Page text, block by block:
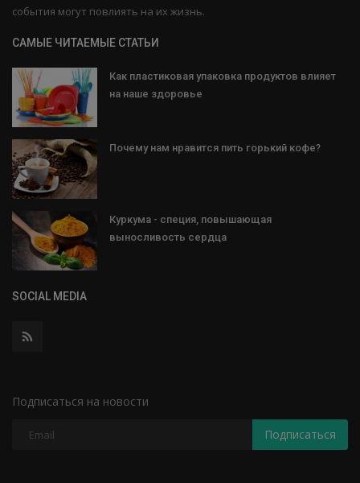
события могут повлиять на их жизнь.
САМЫЕ ЧИТАЕМЫЕ СТАТЬИ
Как пластиковая упаковка продуктов влияет
на наше здоровье
Почему нам нравится пить горький кофе?
Куркума - специя, повышающая
выносливость сердца
SOCIAL MEDIA
Подписаться на новости
Подписаться